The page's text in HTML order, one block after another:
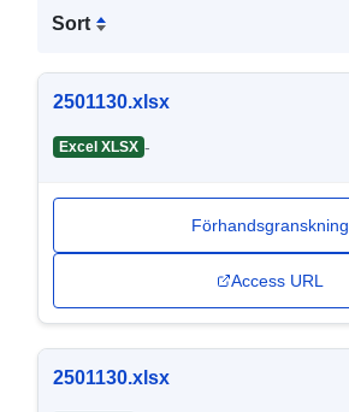
Sort
2501130.xlsx
Excel XLSX -
Förhandsgranskning
Access URL
2501130.xlsx